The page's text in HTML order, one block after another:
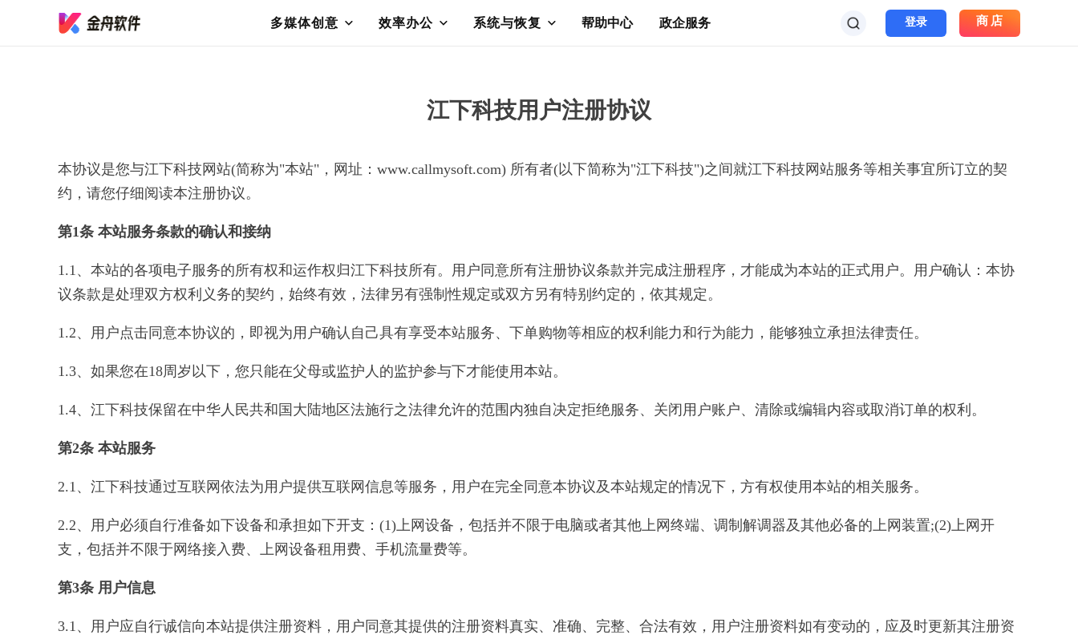
多媒体创意 效率办公 系统与恢复 帮助中心 政企服务 登录 商店
江下科技用户注册协议
本协议是您与江下科技网站(简称为"本站"，网址：www.callmysoft.com) 所有者(以下简称为"江下科技")之间就江下科技网站服务等相关事宜所订立的契
约，请您仔细阅读本注册协议。
第1条 本站服务条款的确认和接纳
1.1、本站的各项电子服务的所有权和运作权归江下科技所有。用户同意所有注册协议条款并完成注册程序，才能成为本站的正式用户。用户确认：本协
议条款是处理双方权利义务的契约，始终有效，法律另有强制性规定或双方另有特别约定的，依其规定。
1.2、用户点击同意本协议的，即视为用户确认自己具有享受本站服务、下单购物等相应的权利能力和行为能力，能够独立承担法律责任。
1.3、如果您在18周岁以下，您只能在父母或监护人的监护参与下才能使用本站。
1.4、江下科技保留在中华人民共和国大陆地区法施行之法律允许的范围内独自决定拒绝服务、关闭用户账户、清除或编辑内容或取消订单的权利。
第2条 本站服务
2.1、江下科技通过互联网依法为用户提供互联网信息等服务，用户在完全同意本协议及本站规定的情况下，方有权使用本站的相关服务。
2.2、用户必须自行准备如下设备和承担如下开支：(1)上网设备，包括并不限于电脑或者其他上网终端、调制解调器及其他必备的上网装置;(2)上网开
支，包括并不限于网络接入费、上网设备租用费、手机流量费等。
第3条 用户信息
3.1、用户应自行诚信向本站提供注册资料，用户同意其提供的注册资料真实、准确、完整、合法有效，用户注册资料如有变动的，应及时更新其注册资